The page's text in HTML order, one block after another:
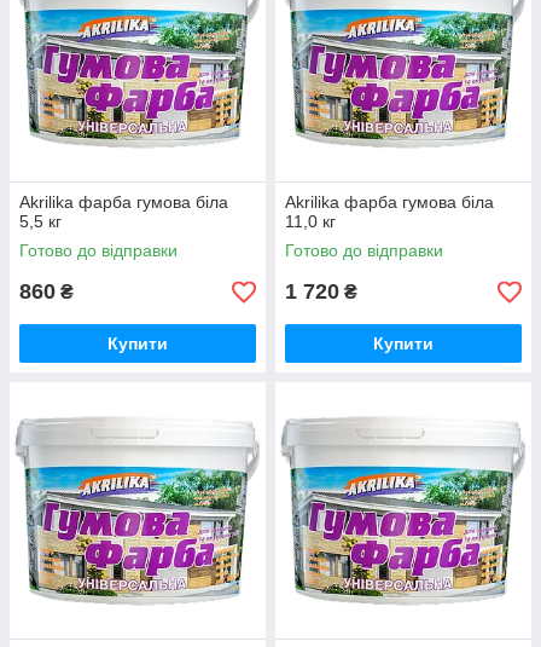
Akrilika фарба гумова біла
5,5 кг
Готово до відправки
860 ₴
Купити
Akrilika фарба гумова біла
11,0 кг
Готово до відправки
1 720 ₴
Купити